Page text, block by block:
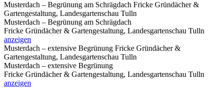
Musterdach – Begrünung am Schrägdach Fricke Gründächer &
Gartengestaltung, Landesgartenschau Tulln
Musterdach – Begrünung am Schrägdach
Fricke Gründächer & Gartengestaltung, Landesgartenschau Tulln
anzeigen
Musterdach – extensive Begrünung Fricke Gründächer &
Gartengestaltung, Landesgartenschau Tulln
Musterdach – extensive Begrünung
Fricke Gründächer & Gartengestaltung, Landesgartenschau Tulln
anzeigen